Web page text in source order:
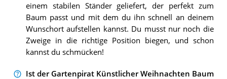
einem stabilen Ständer geliefert, der perfekt zum
Baum passt und mit dem du ihn schnell an deinem
Wunschort aufstellen kannst. Du musst nur noch die
Zweige in die richtige Position biegen, und schon
kannst du schmücken!
Ist der Gartenpirat Künstlicher Weihnachten Baum